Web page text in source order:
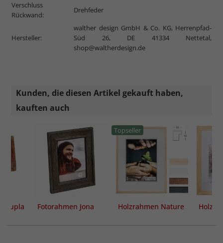
Verschluss
Rückwand:
Drehfeder
Hersteller:
walther design GmbH & Co. KG, Herrenpfad-
Süd 26, DE 41334 Nettetal,
shop@waltherdesign.de
Kunden, die diesen Artikel gekauft haben,
kauften auch
Dupla Fotorahmen Jona
Topseller
Holzrahmen Nature